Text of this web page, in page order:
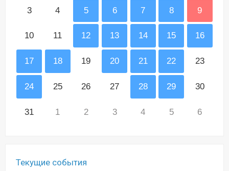
3 4 5 6 7 8 9
10 11 12 13 14 15 16
17 18 19 20 21 22 23
24 25 26 27 28 29 30
31 1 2 3 4 5 6
Текущие события